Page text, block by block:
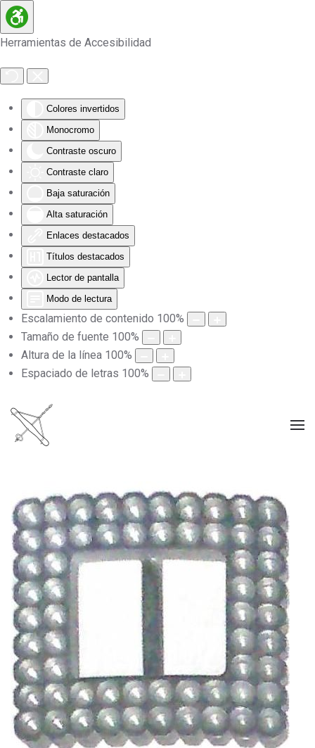
Herramientas de Accesibilidad
Colores invertidos
Monocromo
Contraste oscuro
Contraste claro
Baja saturación
Alta saturación
Enlaces destacados
Títulos destacados
Lector de pantalla
Modo de lectura
Escalamiento de contenido 100%
Tamaño de fuente 100%
Altura de la línea 100%
Espaciado de letras 100%
Skip to main content